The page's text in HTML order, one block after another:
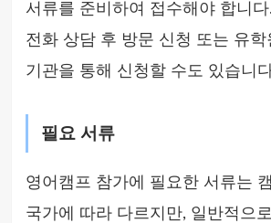
서류를 준비하여 접수해야 합니
전화 상담 후 방문 신청 또는 유
기관을 통해 신청할 수도 있습니
필요 서류
영어캠프 참가에 필요한 서류는
국가에 따라 다르지만, 일반적으